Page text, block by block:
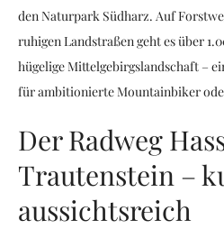
den Naturpark Südharz. Auf
ruhigen Landstraßen geht es über
hügelige Mittelgebirgslandschaft –
für ambitionierte Mountainbiker
Der Radweg
Trautenstein –
aussichtsreich